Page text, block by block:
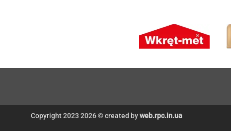
Copyright 2023 2026 © created byweb.rpc.in.ua